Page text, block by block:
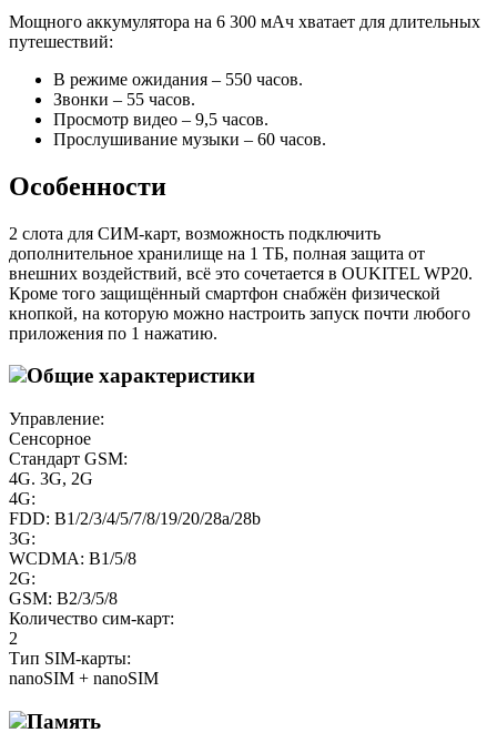
Мощного аккумулятора на 6 300 мАч хватает для длительных
путешествий:
В режиме ожидания – 550 часов.
Звонки – 55 часов.
Просмотр видео – 9,5 часов.
Прослушивание музыки – 60 часов.
Особенности
2 слота для СИМ-карт, возможность подключить
дополнительное хранилище на 1 ТБ, полная защита от
внешних воздействий, всё это сочетается в OUKITEL WP20.
Кроме того защищённый смартфон снабжён физической
кнопкой, на которую можно настроить запуск почти любого
приложения по 1 нажатию.
Общие характеристики
Управление:
Сенсорное
Стандарт GSM:
4G. 3G, 2G
4G:
FDD: B1/2/3/4/5/7/8/19/20/28a/28b
3G:
WCDMA: B1/5/8
2G:
GSM: B2/3/5/8
Количество сим-карт:
2
Тип SIM-карты:
nanoSIM + nanoSIM
Память